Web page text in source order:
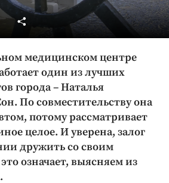
года
медицинском центре
один из лучших
города – Наталья
По совместительству она
потому рассматривает
целое. И уверена, залог
дружить со своим
означает, выясняем из